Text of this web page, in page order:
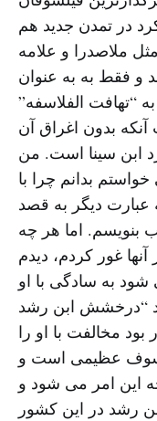
در تمدن جدید هم
ملاصدرا و علامه
و فقط به به عنوان
“تهافت الفلاسفه”
بدون اغراق آن
ابن سینا است. من
بدانم چرا با
عبارت دیگر به قصد
بنویسم. اما هر چه
غور کردم، دیدم
به سادگی با او
“درخشش ابن رشد
مخالفت با او را
عظیمی است و
این امر می شود و
رشد در این کشور